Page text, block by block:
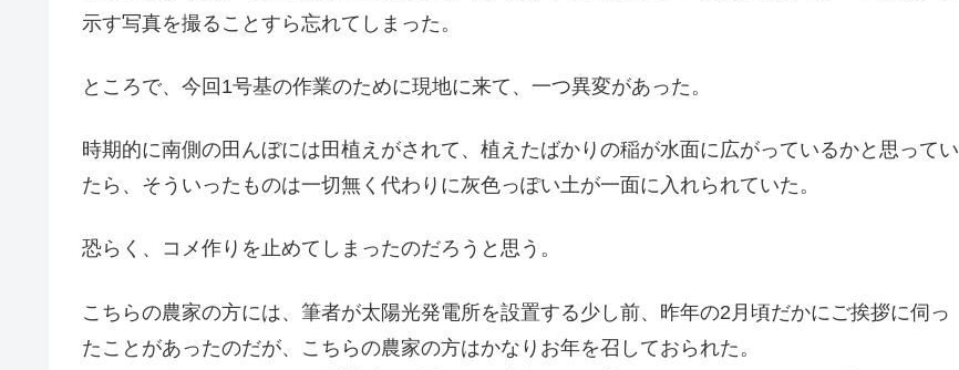
示す写真を撮ることすら忘れてしまった。
ところで、今回1号基の作業のために現地に来て、一つ異変があった。
時期的に南側の田んぼには田植えがされて、植えたばかりの稲が水面に広がっているかと思ってい
たら、そういったものは一切無く代わりに灰色っぽい土が一面に入れられていた。
恐らく、コメ作りを止めてしまったのだろうと思う。
こちらの農家の方には、筆者が太陽光発電所を設置する少し前、昨年の2月頃だかにご挨拶に伺っ
たことがあったのだが、こちらの農家の方はかなりお年を召しておられた。